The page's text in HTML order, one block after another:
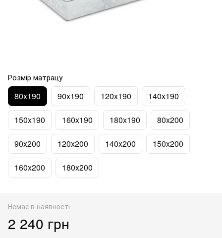
Розмір матрацу
80x190 90x190 120x190 140x190
150x190 160x190 180x190 80x200
90x200 120x200 140x200 150x200
160x200 180x200
Немає в наявності
2 240 грн